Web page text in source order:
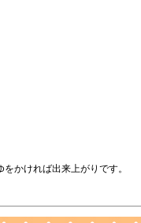
かければ出来上がりです。